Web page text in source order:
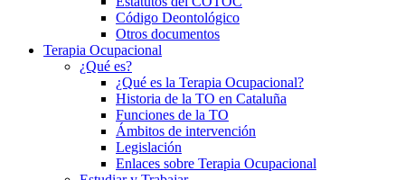
Código Deontológico
Otros documentos
Terapia Ocupacional
¿Qué es?
¿Qué es la Terapia Ocupacional?
Historia de la TO en Cataluña
Funciones de la TO
Ámbitos de intervención
Legislación
Enlaces sobre Terapia Ocupacional